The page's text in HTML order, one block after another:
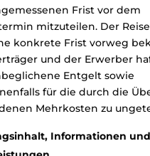
Frist vor dem
mitzuteilen. Der
konkrete Frist vorweg
und der Erwerber
Entgelt sowie
für die durch die
Mehrkosten zu
Informationen